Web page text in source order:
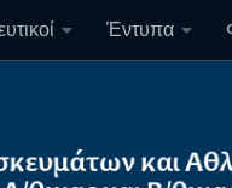
Έντυπα